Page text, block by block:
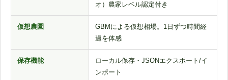
オ）農家レベル認定付き
仮想農園
GBMによる仮想相場。1日ずつ時間経
過を体感
保存機能
ローカル保存・JSONエクスポート/イ
ンポート